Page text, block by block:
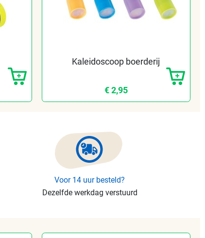
Kaleidoscoop boerderij
€ 2,95
Voor 14 uur besteld?
Dezelfde werkdag verstuurd